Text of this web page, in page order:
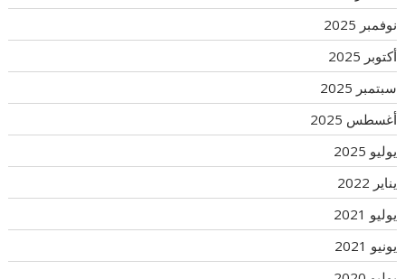
نوفمبر 2025
أكتوبر 2025
سبتمبر 2025
أغسطس 2025
يوليو 2025
يناير 2022
يوليو 2021
يونيو 2021